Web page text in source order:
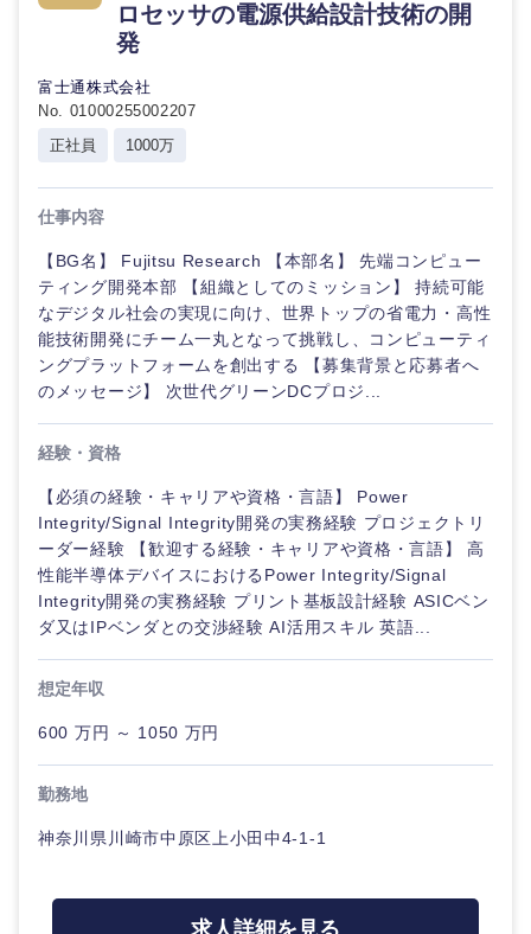
ロセッサの電源供給設計技術の開
発
富士通株式会社
No. 01000255002207
正社員
1000万
仕事内容
【BG名】 Fujitsu Research 【本部名】 先端コンピュー
ティング開発本部 【組織としてのミッション】 持続可能
なデジタル社会の実現に向け、世界トップの省電力・高性
能技術開発にチーム一丸となって挑戦し、コンピューティ
ングプラットフォームを創出する 【募集背景と応募者へ
のメッセージ】 次世代グリーンDCプロジ...
経験・資格
【必須の経験・キャリアや資格・言語】 Power
Integrity/Signal Integrity開発の実務経験 プロジェクトリ
ーダー経験 【歓迎する経験・キャリアや資格・言語】 高
性能半導体デバイスにおけるPower Integrity/Signal
Integrity開発の実務経験 プリント基板設計経験 ASICベン
ダ又はIPベンダとの交渉経験 AI活用スキル 英語...
想定年収
600 万円 ～ 1050 万円
勤務地
神奈川県川崎市中原区上小田中4-1-1
求人詳細を見る